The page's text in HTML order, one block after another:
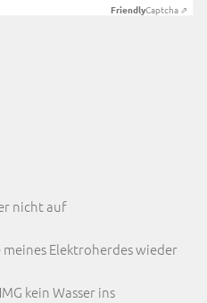
FriendlyCaptcha ⇗
nicht auf
Elektroherdes wieder
kein Wasser ins